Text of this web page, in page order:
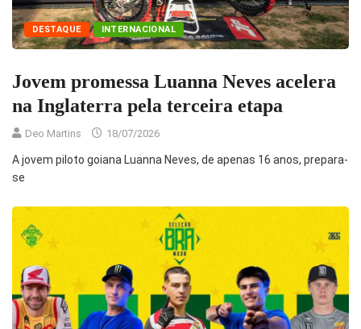
DESTAQUE INTERNACIONAL
Jovem promessa Luanna Neves acelera
na Inglaterra pela terceira etapa
Deo Martins 18/07/2026
A jovem piloto goiana Luanna Neves, de apenas 16 anos, prepara-
se